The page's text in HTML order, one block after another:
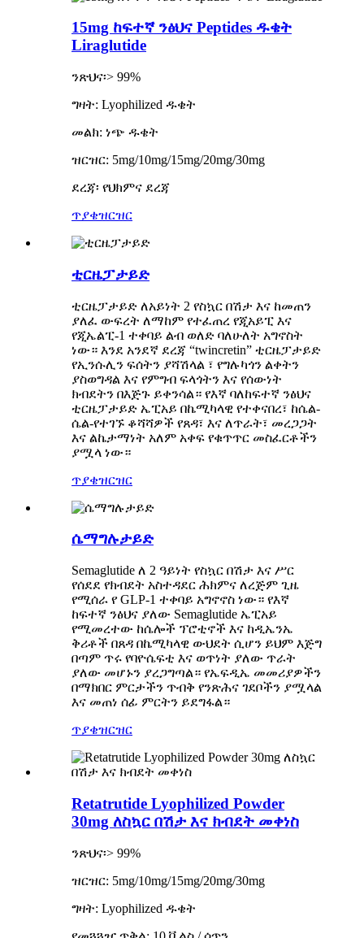
15mg ከፍተኛ ንፅህና Peptides ዱቄት
Liraglutide
ንጽህና፡> 99%
ግዛት: Lyophilized ዱቄት
መልክ: ነጭ ዱቄት
ዝርዝር: 5mg/10mg/15mg/20mg/30mg
ደረጃ፡ የህክምና ደረጃ
ጥያቄዝርዝር
ቲርዜፓታይድ
ቲርዜፓታይድ ለአይነት 2 የስኳር በሽታ እና ከመጠን
ያለፈ ውፍረት ለማከም የተፈጠረ የጂአይፒ እና
የጂኤልፒ-1 ተቀባይ ልብ ወለድ ባለሁለት አግኖስት
ነው። እንደ አንደኛ ደረጃ “twincretin” ቲርዜፓታይድ
የኢንሱሊን ፍሰትን ያሻሽላል ፣ የግሉካጎን ልቀትን
ያስወግዳል እና የምግብ ፍላጎትን እና የሰውነት
ክብደትን በእጅጉ ይቀንሳል። የእኛ ባለከፍተኛ ንፅህና
ቲርዜፓታይድ ኤፒአይ በኬሚካላዊ የተቀናበረ፣ ከሴል-
ሴል-የተገኙ ቆሻሻዎች የጸዳ፣ እና ለጥራት፣ መረጋጋት
እና ልኬታማነት አለም አቀፍ የቁጥጥር መስፈርቶችን
ያሟላ ነው።
ጥያቄዝርዝር
ሴማግሉታይድ
Semaglutide ለ 2 ዓይነት የስኳር በሽታ እና ሥር
የሰደደ የክብደት አስተዳደር ሕክምና ለረጅም ጊዜ
የሚሰራ የ GLP-1 ተቀባይ አግኖኖስ ነው። የእኛ
ከፍተኛ ንፅህና ያለው Semaglutide ኤፒአይ
የሚመረተው ከሴሎች ፕሮቲኖች እና ከዲኤንኤ
ቅሪቶች በጸዳ በኬሚካላዊ ውህደት ሲሆን ይህም እጅግ
በጣም ጥሩ የባዮሴፍቲ እና ወጥነት ያለው ጥራት
ያለው መሆኑን ያረጋግጣል። የኤፍዲኤ መመሪያዎችን
በማክበር ምርታችን ጥብቅ የንጽሕና ገደቦችን ያሟላል
እና መጠነ ሰፊ ምርትን ይደግፋል።
ጥያቄዝርዝር
Retatrutide Lyophilized Powder
30mg ለስኳር በሽታ እና ክብደት መቀነስ
ንጽህና፡> 99%
ዝርዝር: 5mg/10mg/15mg/20mg/30mg
ግዛት: Lyophilized ዱቄት